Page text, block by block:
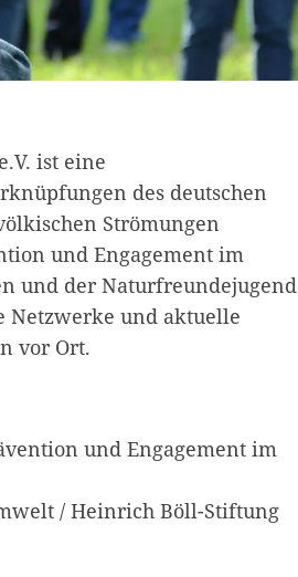
ist eine
des deutschen
Strömungen
und Engagement im
und der Naturfreundejugend
Netzwerke und aktuelle
vor Ort.
und Engagement im
/ Heinrich Böll-Stiftung